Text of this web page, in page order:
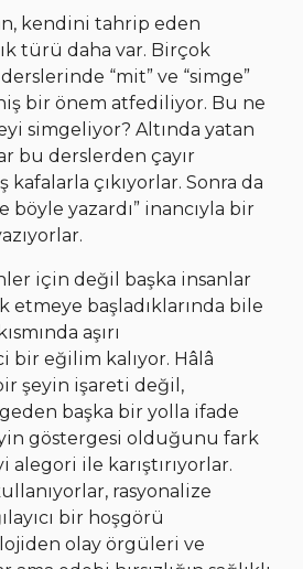
kendini tahrip eden
türü daha var. Birçok
“mit” ve “simge”
bir önem atfediliyor. Bu ne
simgeliyor? Altında yatan
bu derslerden çayır
kafalarla çıkıyorlar. Sonra da
yazardı” inancıyla bir
için değil başka insanlar
etmeye başladıklarında bile
aşırı
eğilim kalıyor. Hâlâ
şeyin işareti değil,
başka bir yolla ifade
göstergesi olduğunu fark
ile karıştırıyorlar.
rasyonalize
bir hoşgörü
olay örgüleri ve